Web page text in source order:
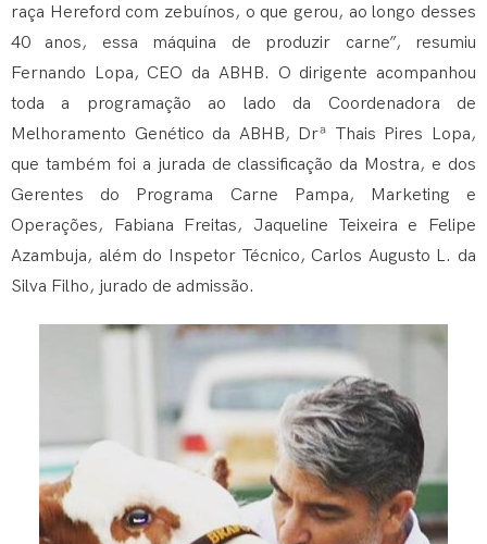
raça Hereford com zebuínos, o que gerou, ao longo desses
40 anos, essa máquina de produzir carne”, resumiu
Fernando Lopa, CEO da ABHB. O dirigente acompanhou
toda a programação ao lado da Coordenadora de
Melhoramento Genético da ABHB, Drª Thais Pires Lopa,
que também foi a jurada de classificação da Mostra, e dos
Gerentes do Programa Carne Pampa, Marketing e
Operações, Fabiana Freitas, Jaqueline Teixeira e Felipe
Azambuja, além do Inspetor Técnico, Carlos Augusto L. da
Silva Filho, jurado de admissão.